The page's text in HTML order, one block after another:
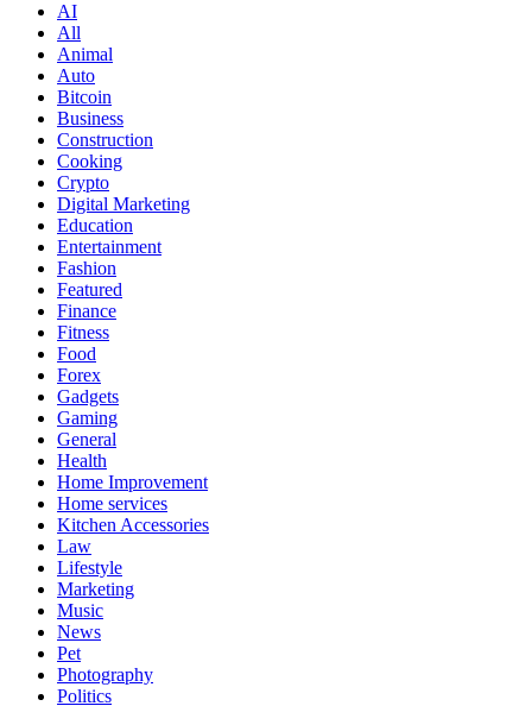
AI
All
Animal
Auto
Bitcoin
Business
Construction
Cooking
Crypto
Digital Marketing
Education
Entertainment
Fashion
Featured
Finance
Fitness
Food
Forex
Gadgets
Gaming
General
Health
Home Improvement
Home services
Kitchen Accessories
Law
Lifestyle
Marketing
Music
News
Pet
Photography
Politics